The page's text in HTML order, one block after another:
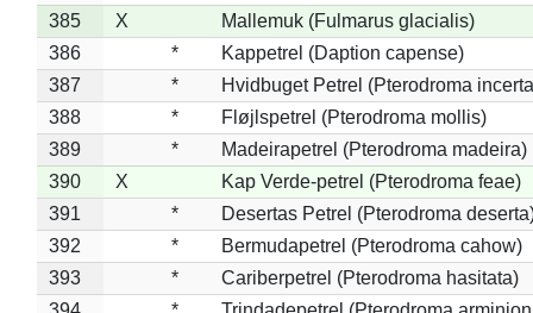
385
X
Mallemuk (Fulmarus glacialis)
386
*
Kappetrel (Daption capense)
387
*
Hvidbuget Petrel (Pterodroma
388
*
Fløjlspetrel (Pterodroma mollis)
389
*
Madeirapetrel (Pterodroma madeira)
390
X
Kap Verde-petrel (Pterodroma feae)
391
*
Desertas Petrel (Pterodroma
392
*
Bermudapetrel (Pterodroma cahow)
393
*
Cariberpetrel (Pterodroma hasitata)